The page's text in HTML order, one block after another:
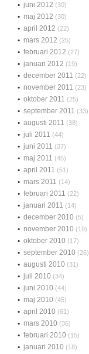
juni 2012 (30)
maj 2012 (30)
april 2012 (22)
mars 2012 (25)
februari 2012 (27)
januari 2012 (19)
december 2011 (22)
november 2011 (23)
oktober 2011 (25)
september 2011 (33)
augusti 2011 (38)
juli 2011 (44)
juni 2011 (37)
maj 2011 (45)
april 2011 (51)
mars 2011 (14)
februari 2011 (22)
januari 2011 (14)
december 2010 (5)
november 2010 (19)
oktober 2010 (17)
september 2010 (26)
augusti 2010 (31)
juli 2010 (34)
juni 2010 (44)
maj 2010 (45)
april 2010 (61)
mars 2010 (36)
februari 2010 (15)
januari 2010 (18)